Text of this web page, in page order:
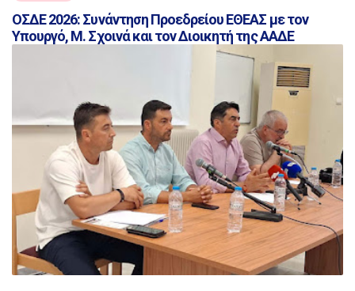
ΟΣΔΕ 2026: Συνάντηση Προεδρείου ΕΘΕΑΣ με τον
Υπουργό, Μ. Σχοινά και τον Διοικητή της ΑΑΔΕ